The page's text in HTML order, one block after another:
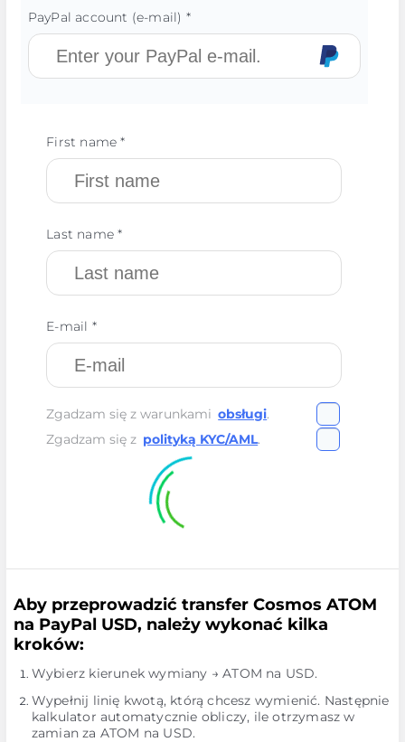
PayPal account (e-mail) *
First name *
Last name *
E-mail *
Zgadzam się z warunkami obsługi.
Zgadzam się z polityką KYC/AML.
Aby przeprowadzić transfer Cosmos ATOM
na PayPal USD, należy wykonać kilka
kroków:
Wybierz kierunek wymiany → ATOM na USD.
Wypełnij linię kwotą, którą chcesz wymienić. Następnie
kalkulator automatycznie obliczy, ile otrzymasz w
zamian za ATOM na USD.